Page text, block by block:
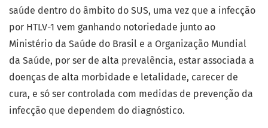
saúde dentro do âmbito do SUS, uma vez que a infecção
por HTLV-1 vem ganhando notoriedade junto ao
Ministério da Saúde do Brasil e a Organização Mundial
da Saúde, por ser de alta prevalência, estar associada a
doenças de alta morbidade e letalidade, carecer de
cura, e só ser controlada com medidas de prevenção da
infecção que dependem do diagnóstico.